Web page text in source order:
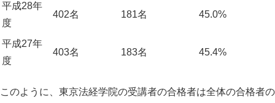
平成28年
度
402名 181名 45.0%
平成27年
度
403名 183名 45.4%
このように、 東京法経学院の受講者の合格者は全体の合格者の